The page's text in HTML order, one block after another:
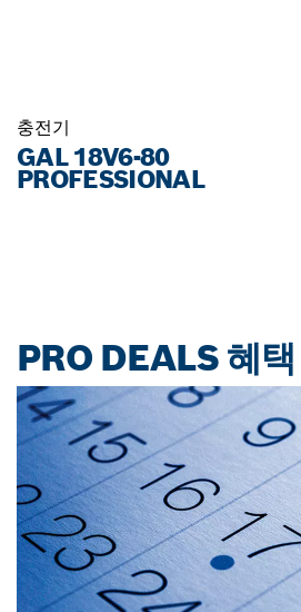
충전기
GAL 18V6-80
PROFESSIONAL
PRO DEALS 혜택